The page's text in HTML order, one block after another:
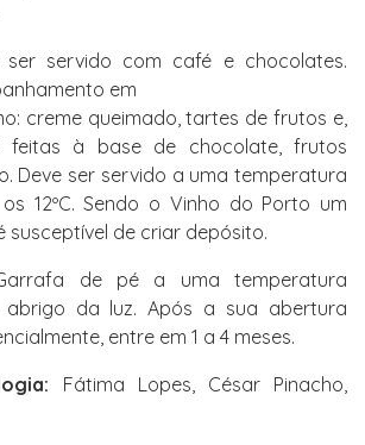
ser servido com café e chocolates.
em
creme queimado, tartes de frutos e,
feitas à base de chocolate, frutos
Deve ser servido a uma temperatura
12ºC. Sendo o Vinho do Porto um
susceptível de criar depósito.
de pé a uma temperatura
da luz. Após a sua abertura
entre em 1 a 4 meses.
Fátima Lopes, César Pinacho,